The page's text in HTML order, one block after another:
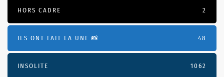
HORS CADRE 2
ILS ONT FAIT LA UNE 📸 48
INSOLITE 1062